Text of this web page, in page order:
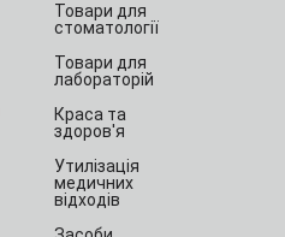
Товари для
стоматології
Товари для
лабораторій
Краса та
здоров'я
Утилізація
медичних
відходів